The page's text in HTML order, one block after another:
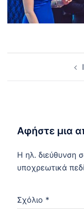
Αφήστε μια
Η ηλ. διεύθυνση
υποχρεωτικά
Σχόλιο *